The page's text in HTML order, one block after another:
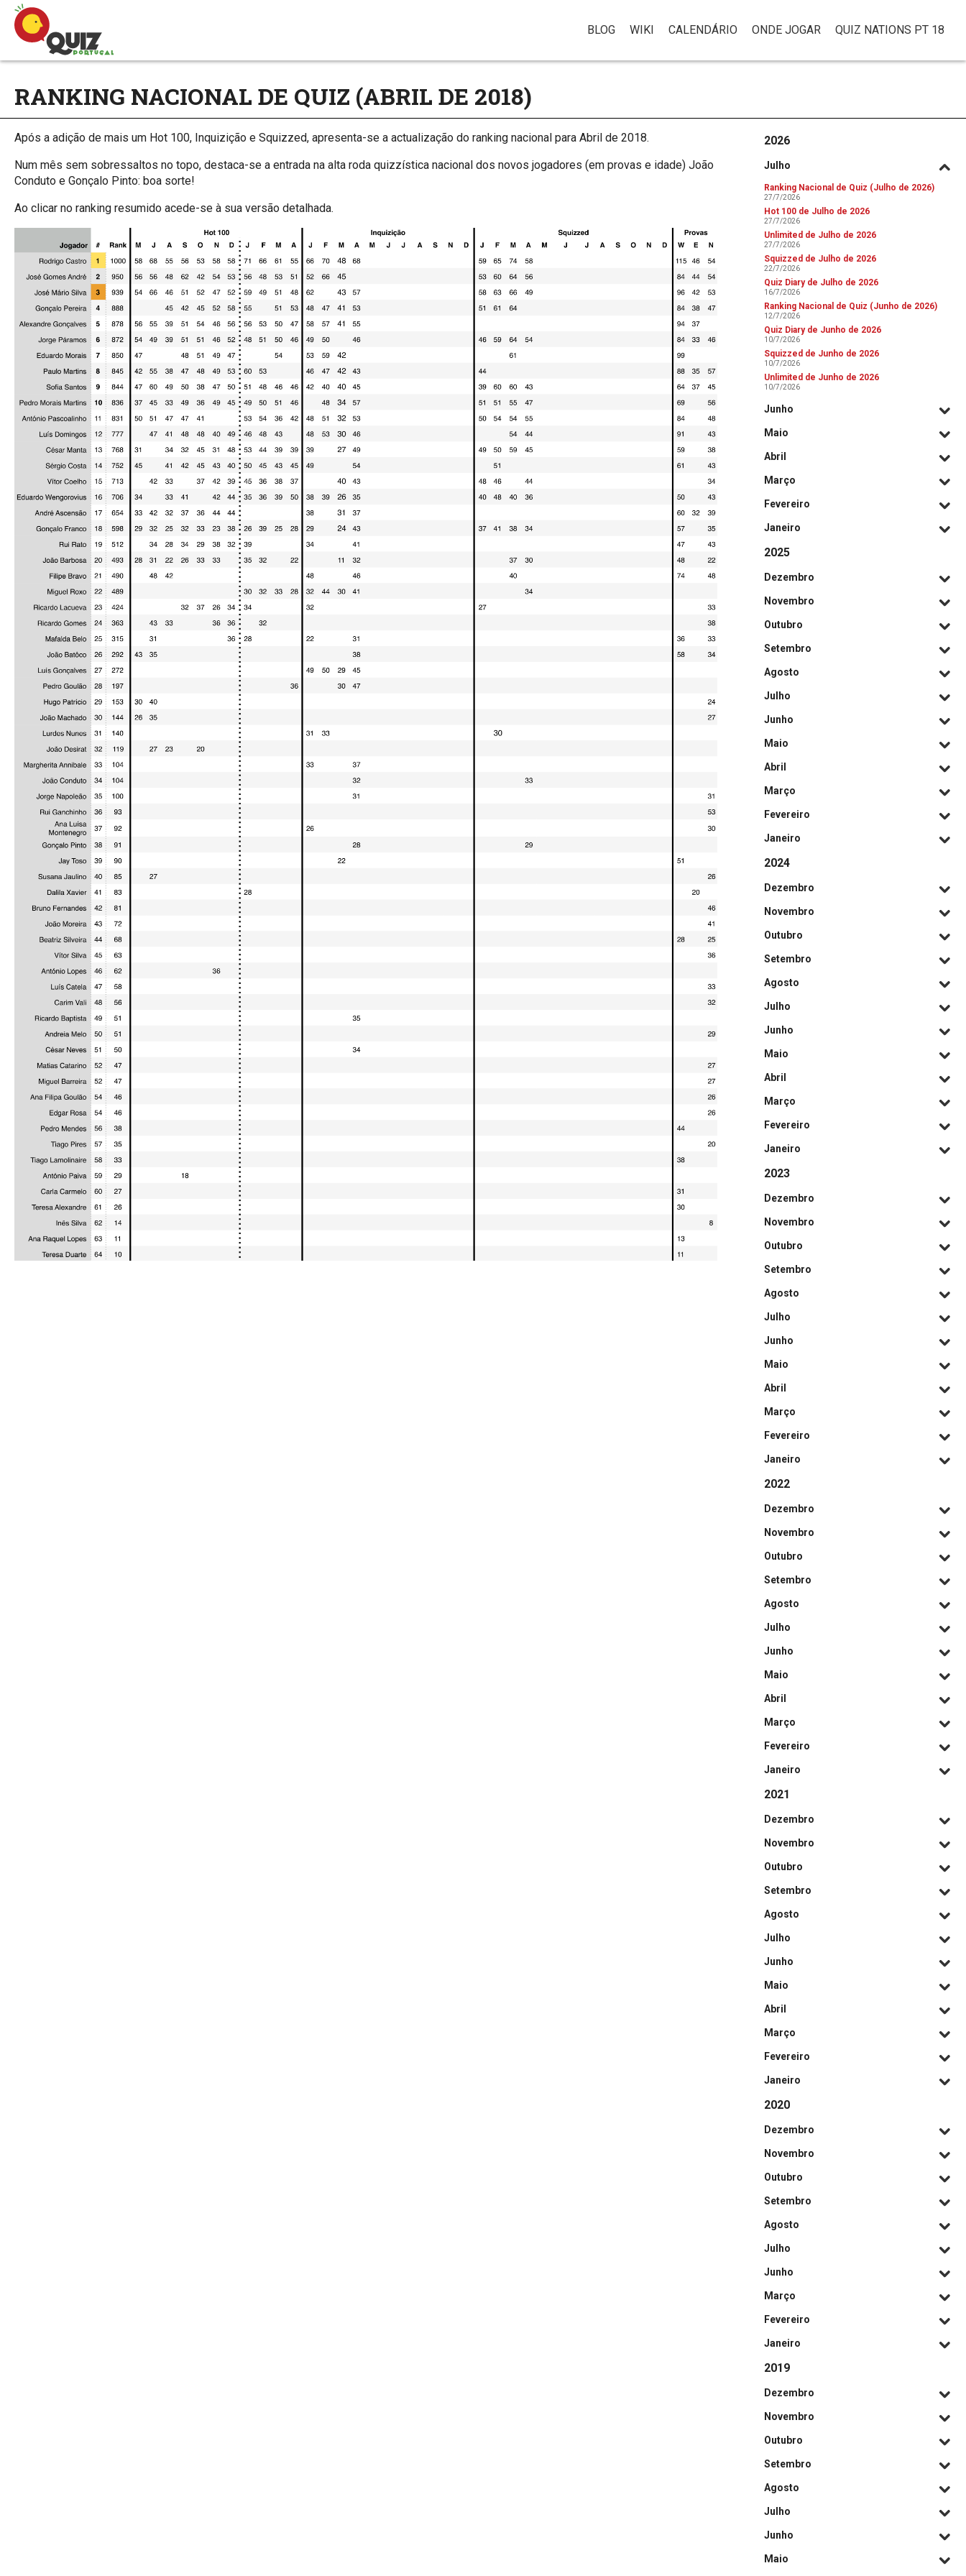
BLOG WIKI CALENDÁRIO ONDE JOGAR QUIZ NATIONS PT 18
RANKING NACIONAL DE QUIZ (ABRIL DE 2018)
2026
Julho
Ranking Nacional de Quiz (Julho de 2026)
27/7/2026
Hot 100 de Julho de 2026
27/7/2026
Unlimited de Julho de 2026
27/7/2026
Squizzed de Julho de 2026
22/7/2026
Quiz Diary de Julho de 2026
16/7/2026
Ranking Nacional de Quiz (Junho de 2026)
12/7/2026
Quiz Diary de Junho de 2026
10/7/2026
Squizzed de Junho de 2026
10/7/2026
Unlimited de Junho de 2026
10/7/2026
Junho
Maio
Abril
Março
Fevereiro
Janeiro
2025
Dezembro
Novembro
Outubro
Setembro
Agosto
Julho
Junho
Maio
Abril
Março
Fevereiro
Janeiro
2024
Dezembro
Novembro
Outubro
Setembro
Agosto
Julho
Junho
Maio
Abril
Março
Fevereiro
Janeiro
2023
Dezembro
Novembro
Outubro
Setembro
Agosto
Julho
Junho
Maio
Abril
Março
Fevereiro
Janeiro
2022
Dezembro
Novembro
Outubro
Setembro
Agosto
Julho
Junho
Maio
Abril
Março
Fevereiro
Janeiro
2021
Dezembro
Novembro
Outubro
Setembro
Agosto
Julho
Junho
Maio
Abril
Março
Fevereiro
Janeiro
2020
Dezembro
Novembro
Outubro
Setembro
Agosto
Julho
Junho
Março
Fevereiro
Janeiro
2019
Dezembro
Novembro
Outubro
Setembro
Agosto
Julho
Junho
Maio
Após a adição de mais um Hot 100, Inquizição e Squizzed, apresenta-se a actualização do ranking nacional para Abril de 2018.
Num mês sem sobressaltos no topo, destaca-se a entrada na alta roda quizzística nacional dos novos jogadores (em provas e idade) João
Conduto e Gonçalo Pinto: boa sorte!
Ao clicar no ranking resumido acede-se à sua versão detalhada.